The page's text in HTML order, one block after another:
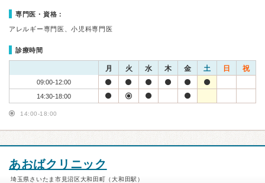
専門医・資格：
アレルギー専門医、小児科専門医
診療時間
月 火 水 木 金 土 日 祝
09:00-12:00
14:30-18:00
14:00-18:00
あおばクリニック
埼玉県さいたま市見沼区大和田町（大和田駅）